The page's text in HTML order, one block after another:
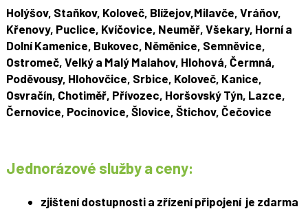
Holýšov, Staňkov, Koloveč, Blížejov,Milavče, Vráňov,
Křenovy, Puclice, Kvíčovice, Neuměř, Všekary, Horní a
Dolní Kamenice, Bukovec, Něměnice, Semněvice,
Ostromeč, Velký a Malý Malahov, Hlohová, Čermná,
Poděvousy, Hlohovčice, Srbice, Koloveč, Kanice,
Osvračín, Chotiměř, Přívozec, Horšovský Týn, Lazce,
Černovice, Pocinovice, Šlovice, Štichov, Čečovice
Jednorázové služby a ceny:
zjištení dostupnosti a zřízení připojení je zdarma